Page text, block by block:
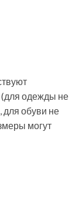
одежды не
обуви не
могут